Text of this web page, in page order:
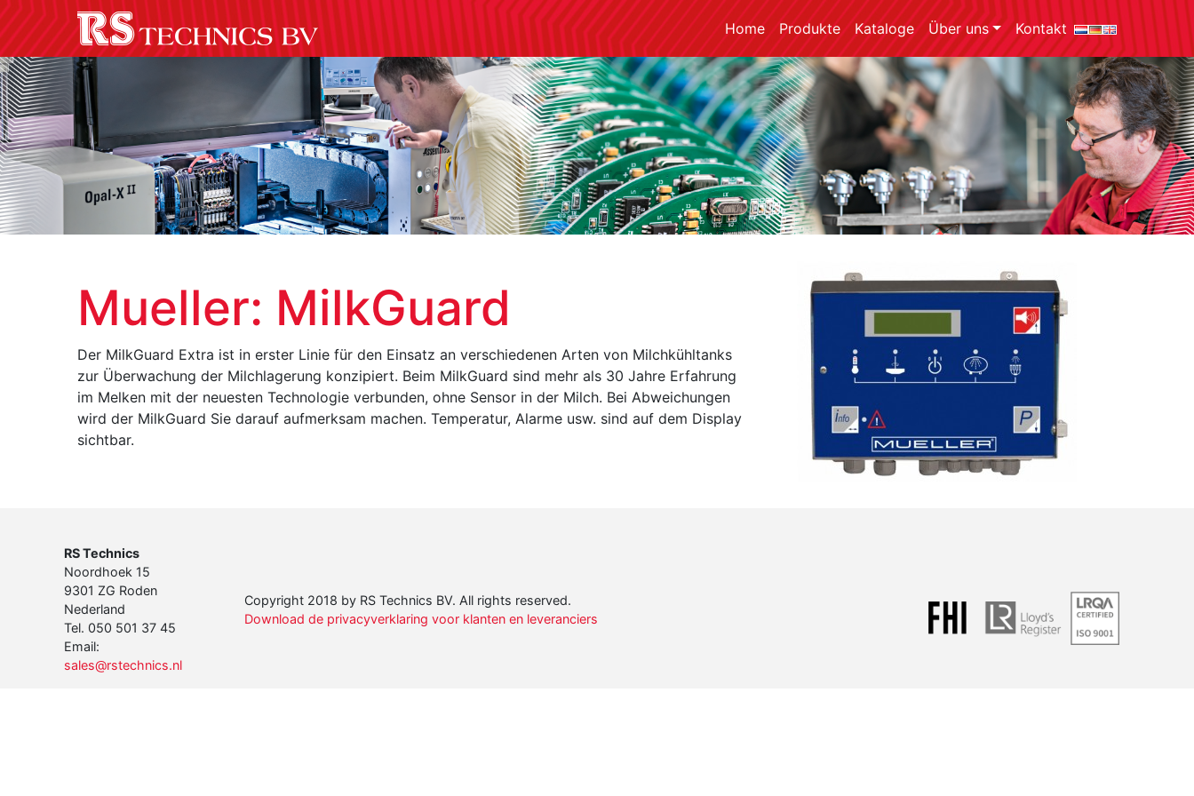
Home Produkte Kataloge Über uns Kontakt
Mueller: MilkGuard
Der MilkGuard Extra ist in erster Linie für den Einsatz an verschiedenen Arten von Milchkühltanks
zur Überwachung der Milchlagerung konzipiert. Beim MilkGuard sind mehr als 30 Jahre Erfahrung
im Melken mit der neuesten Technologie verbunden, ohne Sensor in der Milch. Bei Abweichungen
wird der MilkGuard Sie darauf aufmerksam machen. Temperatur, Alarme usw. sind auf dem Display
sichtbar.
RS Technics
Noordhoek 15
9301 ZG Roden
Nederland
Tel. 050 501 37 45
Email:
sales@rstechnics.nl
Copyright 2018 by RS Technics BV. All rights reserved.
Download de privacyverklaring voor klanten en leveranciers